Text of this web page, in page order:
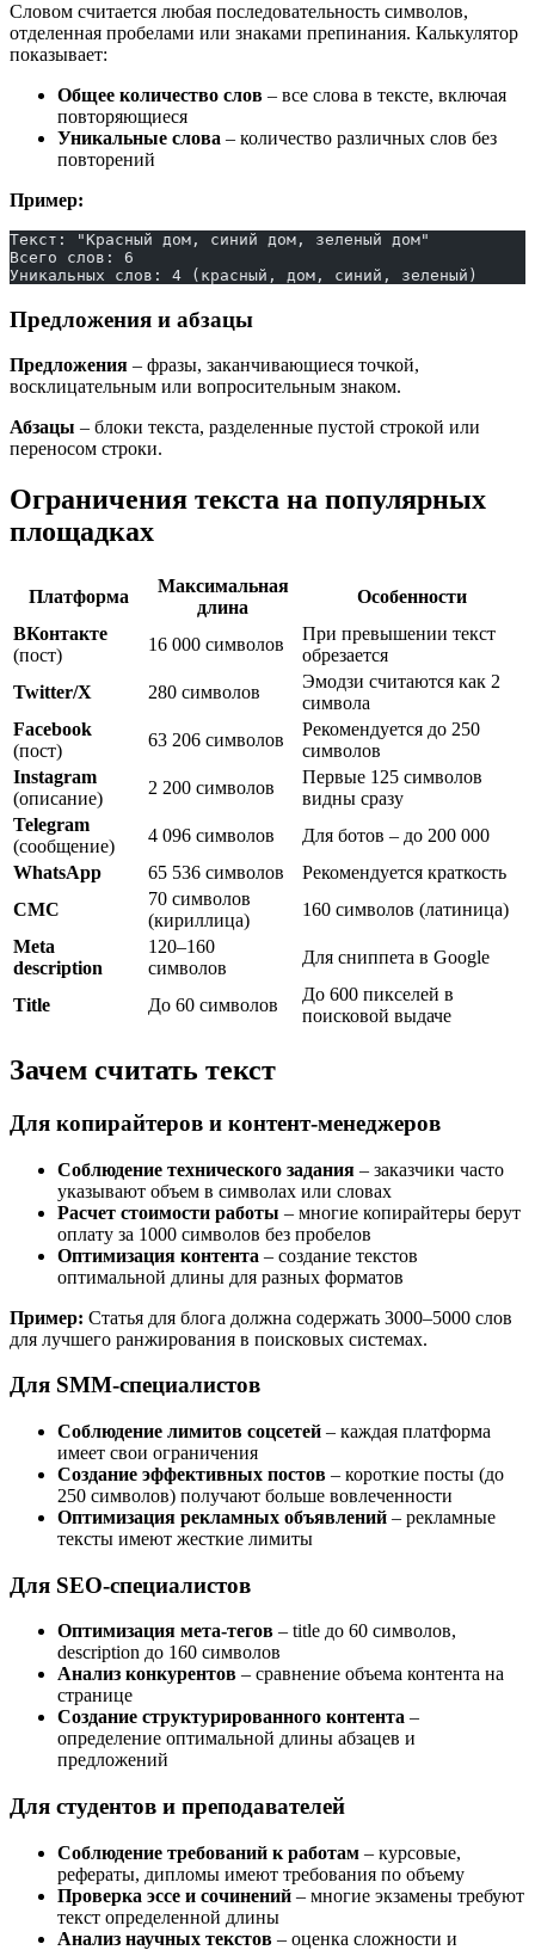
Словом считается любая последовательность символов,
отделенная пробелами или знаками препинания. Калькулятор
показывает:
Общее количество слов – все слова в тексте, включая
повторяющиеся
Уникальные слова – количество различных слов без
повторений
Пример:
Текст: "Красный дом, синий дом, зеленый дом"
Всего слов: 6
Уникальных слов: 4 (красный, дом, синий, зеленый)
Предложения и абзацы
Предложения – фразы, заканчивающиеся точкой,
восклицательным или вопросительным знаком.
Абзацы – блоки текста, разделенные пустой строкой или
переносом строки.
Ограничения текста на популярных
площадках
Платформа
Максимальная
длина
Особенности
ВКонтакте
(пост)
16 000 символов
При превышении текст
обрезается
Twitter/X
280 символов
Эмодзи считаются как 2
символа
Facebook
(пост)
63 206 символов
Рекомендуется до 250
символов
Instagram
(описание)
2 200 символов
Первые 125 символов
видны сразу
Telegram
(сообщение)
4 096 символов
Для ботов – до 200 000
WhatsApp
65 536 символов
Рекомендуется краткость
СМС
70 символов
(кириллица)
160 символов (латиница)
Meta
description
120–160
символов
Для сниппета в Google
Title До 60 символов
До 600 пикселей в
поисковой выдаче
Зачем считать текст
Для копирайтеров и контент-менеджеров
Соблюдение технического задания – заказчики часто
указывают объем в символах или словах
Расчет стоимости работы – многие копирайтеры берут
оплату за 1000 символов без пробелов
Оптимизация контента – создание текстов
оптимальной длины для разных форматов
Пример: Статья для блога должна содержать 3000–5000 слов
для лучшего ранжирования в поисковых системах.
Для SMM-специалистов
Соблюдение лимитов соцсетей – каждая платформа
имеет свои ограничения
Создание эффективных постов – короткие посты (до
250 символов) получают больше вовлеченности
Оптимизация рекламных объявлений – рекламные
тексты имеют жесткие лимиты
Для SEO-специалистов
Оптимизация мета-тегов – title до 60 символов,
description до 160 символов
Анализ конкурентов – сравнение объема контента на
странице
Создание структурированного контента –
определение оптимальной длины абзацев и
предложений
Для студентов и преподавателей
Соблюдение требований к работам – курсовые,
рефераты, дипломы имеют требования по объему
Проверка эссе и сочинений – многие экзамены требуют
текст определенной длины
Анализ научных текстов – оценка сложности и